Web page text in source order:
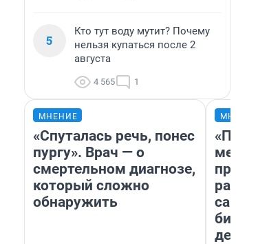
5
Кто тут воду мутит? Почему
нельзя купаться после 2
августа
4 565 1
МНЕНИЕ
«Спуталась речь, понес
пургу». Врач — о
смертельном диагнозе,
который сложно
обнаружить